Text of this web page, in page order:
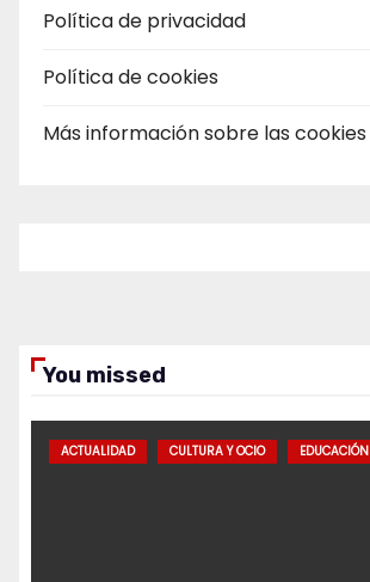
Política de privacidad
Política de cookies
Más información sobre las cookies
You missed
ACTUALIDAD CULTURA Y OCIO EDUCACIÓN